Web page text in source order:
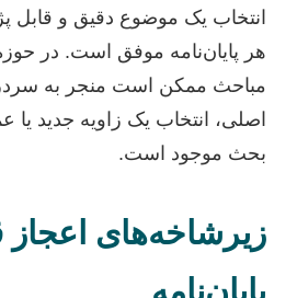
انتخاب یک موضوع دقیق و قابل
هر پایان‌نامه موفق است. در
مباحث ممکن است منجر به
اصلی، انتخاب یک زاویه جدید
بحث موجود است.
زیرشاخه‌های اعجاز